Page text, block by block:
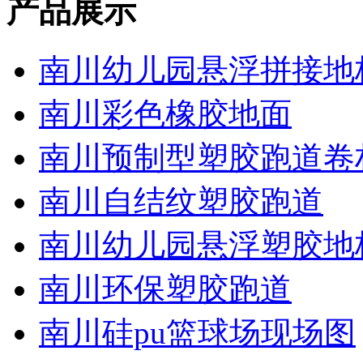
产品展示
南川幼儿园悬浮拼接地
南川彩色橡胶地面
南川预制型塑胶跑道卷
南川自结纹塑胶跑道
南川幼儿园悬浮塑胶
南川环保塑胶跑道
南川硅pu篮球场现场图